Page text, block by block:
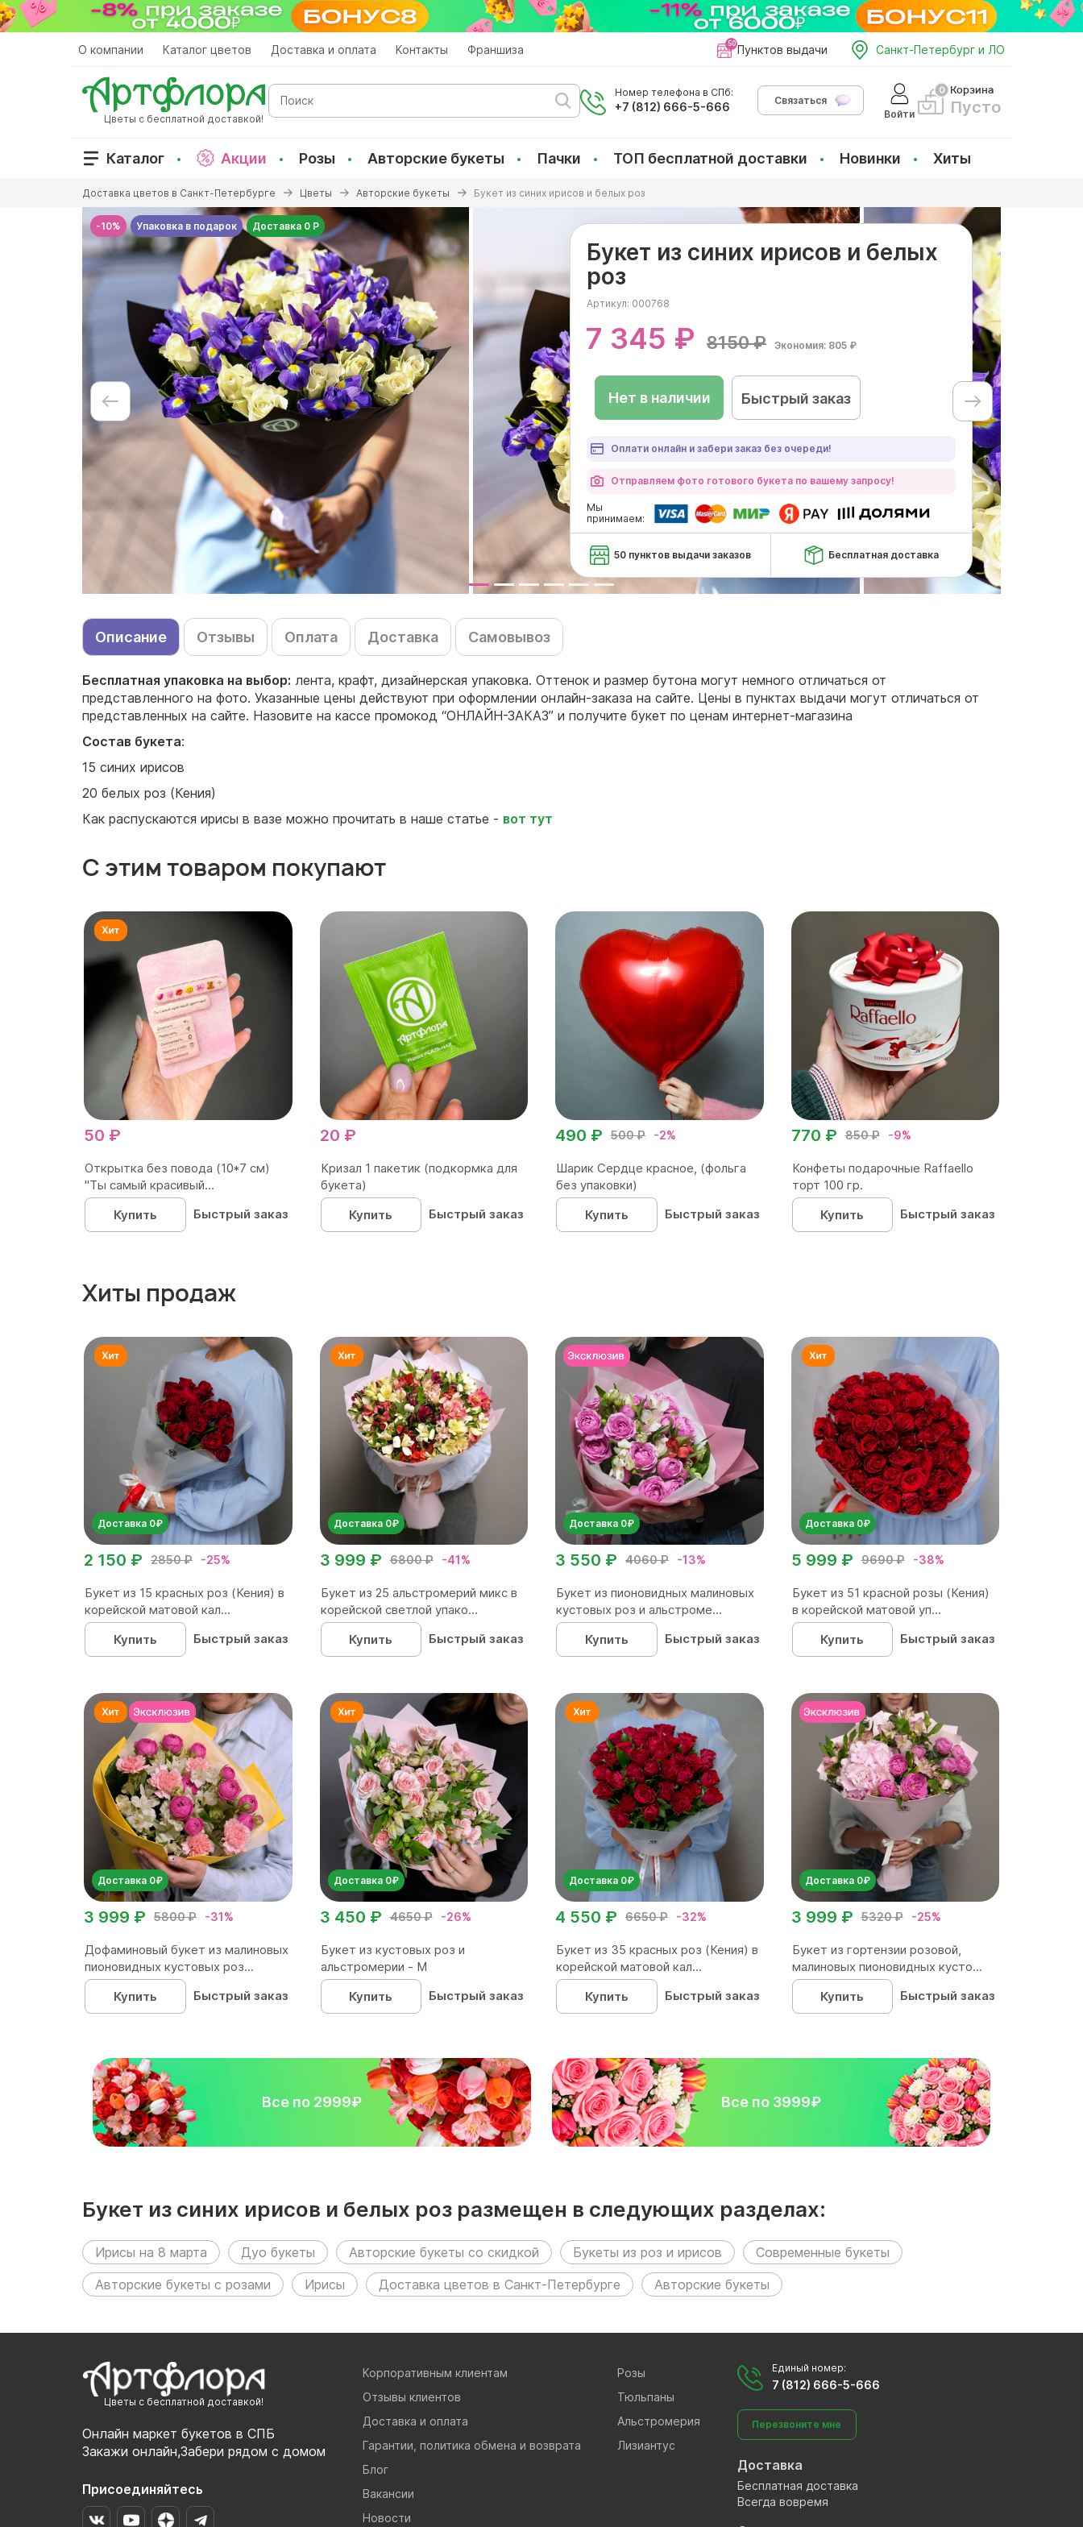
Перейти
к
О компании Каталог цветов Доставка и оплата Контакты Франшиза Пунктов выдачи Санкт-Петербург и ЛО
Цветы с бесплатной доставкой!
Поиск
Номер телефона в СПб:
+7 (812) 666-5-666
Связаться
Войти
Корзина
Пусто
Каталог Акции Розы Авторские букеты Пачки ТОП бесплатной доставки Новинки Хиты
здесь
Доставка цветов в Санкт-Петербурге Цветы Авторские букеты Букет из синих ирисов и белых роз
-10% Упаковка в подарок Доставка 0 Р
Букет из синих ирисов и белых
роз
Артикул: 000768
7 345 ₽ 8150 ₽ Экономия: 805 ₽
Нет в наличии Быстрый заказ
Оплати онлайн и забери заказ без очереди!
Отправляем фото готового букета по вашему запросу!
Мы
принимаем:
50 пунктов выдачи заказов Бесплатная доставка
Описание Отзывы Оплата Доставка Самовывоз
Бесплатная упаковка на выбор: лента, крафт, дизайнерская упаковка. Оттенок и размер бутона могут немного отличаться от
представленного на фото. Указанные цены действуют при оформлении онлайн-заказа на сайте. Цены в пунктах выдачи могут отличаться от
представленных на сайте. Назовите на кассе промокод “ОНЛАЙН-ЗАКАЗ” и получите букет по ценам интернет-магазина
Состав букета:
15 синих ирисов
20 белых роз (Кения)
Как распускаются ирисы в вазе можно прочитать в наше статье - вот тут
С этим товаром покупают
50 ₽
Открытка без повода (10*7 см)
"Ты самый красивый...
Купить
Быстрый заказ
20 ₽
Кризал 1 пакетик (подкормка для
букета)
Купить
Быстрый заказ
500 ₽ -2%
490 ₽
Шарик Сердце красное, (фольга
без упаковки)
Купить
Быстрый заказ
850 ₽ -9%
770 ₽
Конфеты подарочные Raffaello
торт 100 гр.
Купить
Быстрый заказ
Хиты продаж
Доставка 0₽
2850 ₽ -25%
2 150 ₽
Букет из 15 красных роз (Кения) в
корейской матовой кал...
Купить
Быстрый заказ
Доставка 0₽
6800 ₽ -41%
3 999 ₽
Букет из 25 альстромерий микс в
корейской светлой упако...
Купить
Быстрый заказ
Доставка 0₽
4060 ₽ -13%
3 550 ₽
Букет из пионовидных малиновых
кустовых роз и альстроме...
Купить
Быстрый заказ
Доставка 0₽
9690 ₽ -38%
5 999 ₽
Букет из 51 красной розы (Кения)
в корейской матовой уп...
Купить
Быстрый заказ
Доставка 0₽
5800 ₽ -31%
3 999 ₽
Дофаминовый букет из малиновых
пионовидных кустовых роз...
Купить
Быстрый заказ
Доставка 0₽
4650 ₽ -26%
3 450 ₽
Букет из кустовых роз и
альстромерии - М
Купить
Быстрый заказ
Доставка 0₽
6650 ₽ -32%
4 550 ₽
Букет из 35 красных роз (Кения) в
корейской матовой кал...
Купить
Быстрый заказ
Доставка 0₽
5320 ₽ -25%
3 999 ₽
Букет из гортензии розовой,
малиновых пионовидных кусто...
Купить
Быстрый заказ
Все по 2999₽ Все по 3999₽
Букет из синих ирисов и белых роз размещен в следующих разделах:
Ирисы на 8 марта Дуо букеты Авторские букеты со скидкой Букеты из роз и ирисов
Современные букеты
Авторские букеты с розами
Ирисы Доставка цветов в Санкт-Петербурге Авторские букеты
Цветы с бесплатной доставкой!
Онлайн маркет букетов в СПБ
Закажи онлайн,Забери рядом с домом
Присоединяйтесь
Корпоративным клиентам
Отзывы клиентов
Доставка и оплата
Гарантии, политика обмена и возврата
Блог
Вакансии
Новости
Розы
Тюльпаны
Альстромерия
Лизиантус
Единый номер:
7 (812) 666-5-666
Перезвоните мне
Доставка
Бесплатная доставка
Всегда вовремя